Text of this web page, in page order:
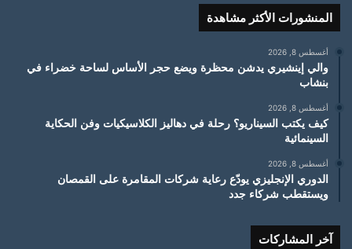
المنشورات الأكثر مشاهدة
أغسطس 8, 2026
والي إينشيري يدشن محظرة ويضع حجر الأساس لساحة خضراء في
بنشاب
أغسطس 8, 2026
كيف يكتب السيناريو؟ رحلة في دهاليز الكلاسيكيات وفن الحكاية
السينمائية
أغسطس 8, 2026
الدوري الإنجليزي يودّع رعاية شركات المقامرة على القمصان
ويستقطب شركاء جدد
آخر المشاركات